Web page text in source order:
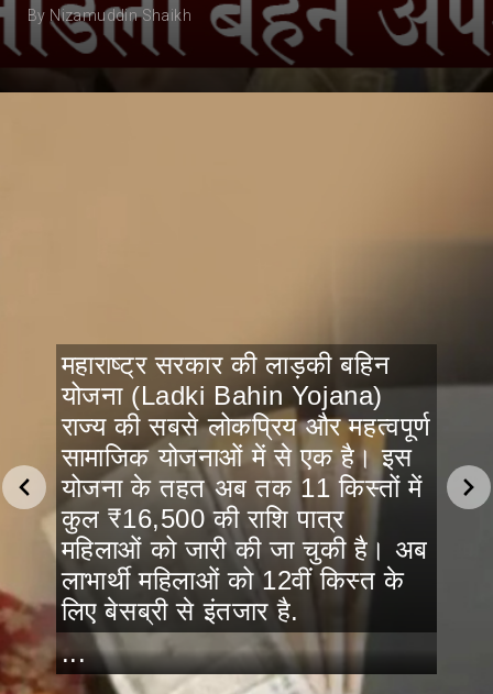
By Nizamuddin Shaikh
महाराष्ट्र सरकार की लाड़की बहिन
योजना (Ladki Bahin Yojana)
राज्य की सबसे लोकप्रिय और महत्वपूर्ण
सामाजिक योजनाओं में से एक है। इस
योजना के तहत अब तक 11 किस्तों में
कुल ₹16,500 की राशि पात्र
महिलाओं को जारी की जा चुकी है। अब
लाभार्थी महिलाओं को 12वीं किस्त के
लिए बेसब्री से इंतजार है.
...